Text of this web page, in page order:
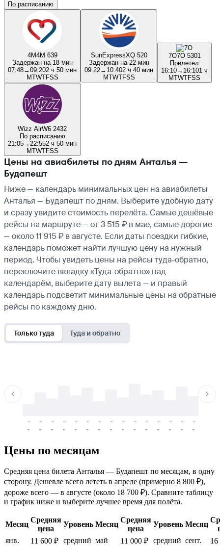
По расписанию
4M4M 639
Задержан на 18 мин
07:48→09:202 ч 50 мин
MTWTFSS
SunExpressXQ 520
Задержан на 22 мин
09:22→ 10:402 ч 40 мин
MTWTFSS
7O7O 5301
Прилетел
16:10→ 16:101 ч
MTWTFSS
Wizz AirW6 2432
По расписанию
21:05→ 22:552 ч 50 мин
MTWTFSS
Цены на авиабилеты по дням Анталья —
Будапешт
Ниже — календарь минимальных цен на авиабилеты
Анталья — Будапешт по дням. Выберите удобную дату
и сразу увидите стоимость перелёта. Самые дешёвые
рейсы на маршруте — от 3 515 ₽ в мае, самые дорогие
— около 11 915 ₽ в августе. Если даты поездки гибкие,
календарь поможет найти лучшую цену на нужный
период. Чтобы увидеть цены на рейсы туда-обратно,
переключите вкладку «Туда-обратно» над
календарём, выберите дату вылета — и правый
календарь подсветит минимальные цены на обратные
рейсы по каждому дню.
Только туда Туда и обратно
-
-
-
-
-
-
-
-
-
-
-
-
-
-
-
-
-
-
-
-
-
-
-
-
-
-
-
-
-
-
Цены по месяцам
Средняя цена билета Анталья — Будапешт по месяцам, в одну
сторону. Дешевле всего лететь в апреле (примерно 8 800 ₽),
дороже всего — в августе (около 18 700 ₽). Сравните таблицу
и график ниже и выберите лучшее время для полёта.
Месяц
Средняя
цена
Уровень Месяц
Средняя
цена
Уровень Месяц
янв.
11 600 ₽ средний май 11 000 ₽ средний сент.
16